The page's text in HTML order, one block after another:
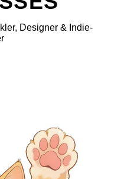
Designer & Indie-